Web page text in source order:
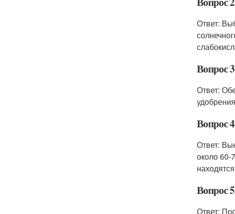
Ответ:
Вопрос
Ответ:
Вопрос
Ответ:
около 60-
Вопрос
Ответ: